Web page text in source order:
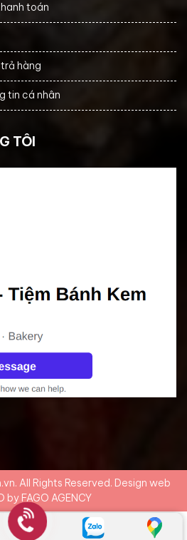
toán
hàng
tin cá nhân
TÔI
All Rights Reserved. Design web
by FAGO AGENCY